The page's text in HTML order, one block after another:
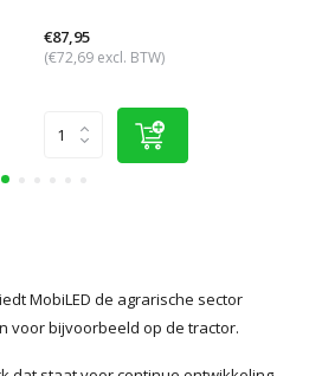
€87,95
(€72,69 excl. BTW)
MobiLED de agrarische sector
voor bijvoorbeeld op de tractor.